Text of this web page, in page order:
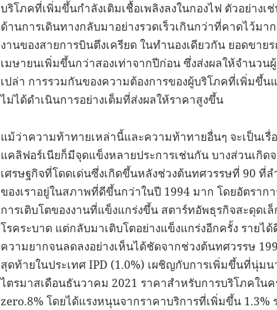
บริโภคที่เพิ่มขึ้นกำลังเติมเชื้อเพลิงลงในกองไฟ ตัวอย่างเ
ด้านการเดินทางกลับมาอย่างรวดเร็วเกินกว่าที่คาดไว้มา
งานของสายการบินตึงเครียด ในทำนองเดียวกัน ยอดขาย
เมษายนเพิ่มขึ้นกว่าสองเท่าจากปีก่อน ซึ่งส่งผลให้จำนวน
เปล่า การรวมกันของความต้องการของผู้บริโภคที่เพิ่มขึ้น
ไม่ได้ดำเนินการอย่างเต็มที่ส่งผลให้ราคาสูงขึ้น
แม้ว่าความท้าทายเหล่านี้และความท้าทายอื่นๆ จะเป็นเรื่
แคลิฟอร์เนียก็มีจุดแข็งหลายประการเช่นกัน บางส่วนเกิด
เศรษฐกิจที่โดดเด่นซึ่งเกิดขึ้นหลังช่วงต้นทศวรรษที่ 90 ที่
ของเราอยู่ในสภาพที่ดีขึ้นกว่าในปี 1994 มาก โดยอัตราก
การเติบโตของงานที่แข็งแกร่งขึ้น สตาร์ทอัพธุรกิจสะดุดเ
โรคระบาด แต่กลับมาเติบโตอย่างแข็งแกร่งอีกครั้ง รายไ
ความยากจนลดลงอย่างเห็นได้ชัดจากช่วงต้นทศวรรษ
สุดท้ายในประเทศ IPD (1.0%) เผชิญกับการเพิ่มขึ้นที่นุ่ม
ไตรมาสเดือนธันวาคม 2021 ราคาสำหรับการบริโภคใน
zero.8% โดยได้แรงหนุนจากราคาบริการที่เพิ่มขึ้น 1.3%